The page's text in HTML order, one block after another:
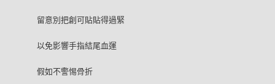
留意別把創可貼貼得過緊
以免影響手指結尾血運
假如不警惕骨折